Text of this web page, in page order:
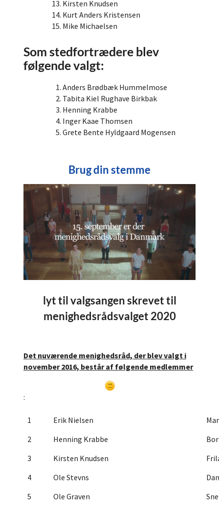
Kirsten Knudsen
Kurt Anders Kristensen
Mike Michaelsen
Som stedfortrædere blev
følgende valgt:
Anders Brødbæk Hummelmose
Tabita Kiel Rughave Birkbak
Henning Krabbe
Inger Kaae Thomsen
Grete Bente Hyldgaard Mogensen
Brug din stemme
lyt til valgsangen skrevet til
menighedsrådsvalget 2020
Det nuværende menighedsråd, der blev valgt i
november 2016, består af følgende medlemmer
:
1 Erik Nielsen
2
Henning Krabbe
3
Kirsten Knudsen
4
Ole Stevns
5
Ole Graven